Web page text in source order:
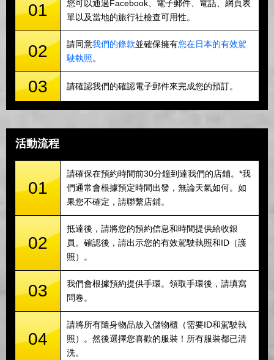
01
您可以通過Facebook、電子郵件、電話、網頁表
單以及當地的旅行社檢查可用性。
02 請同意我們的條款並確保擁有您在日本的有效駕
駛執照。
03 請確認我們的確認電子郵件來完成您的預訂。
活動流程
01
請確保在預約時間前30分鐘到達我們的店鋪。*我
們通常會根據預定時間出發，無論天氣如何。如
果您不確定，請聯繫店鋪。
02
抵達後，請將您的預約信息和時間提供給收銀
員。確認後，請出示您的有效駕駛執照和ID（護
照）。
03
我們會根據預約提供手環。領取手環後，請填寫
問卷。
04
請將所有隨身物品放入儲物櫃（需要ID和駕駛執
照）。然後選擇您喜歡的服裝！所有服裝都已清
洗。